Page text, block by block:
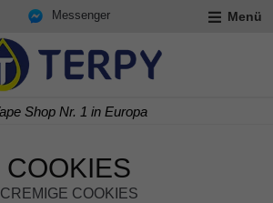
Messenger Menü
Express Lieferung in 24/
COOKIES
CREMIGE COOKIES